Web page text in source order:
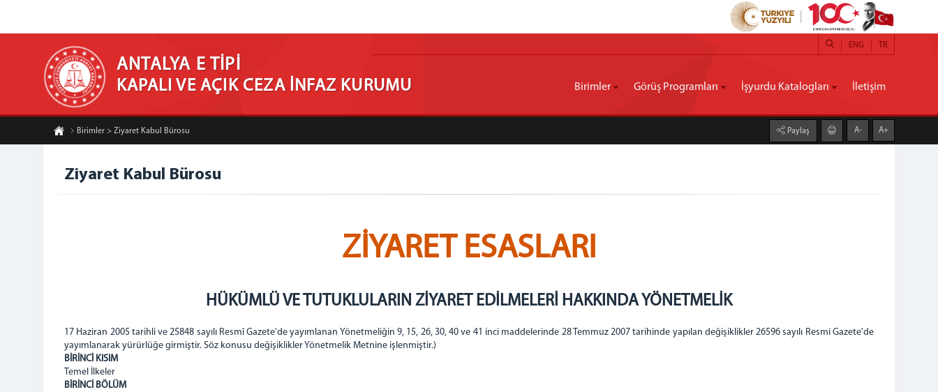
ANTALYA E TİPİ
KAPALI VE AÇIK CEZA İNFAZ KURUMU
TR
ENG
Birimler Görüş Programları İşyurdu Katalogları İletişim
Birimler > Ziyaret Kabul Bürosu Paylaş A- A+
Ziyaret Kabul Bürosu
ZİYARET ESASLARI
HÜKÜMLÜ VE TUTUKLULARIN ZİYARET EDİLMELERİ HAKKINDA YÖNETMELİK
17 Haziran 2005 tarihli ve 25848 sayılı Resmî Gazete'de yayımlanan Yönetmeliğin 9, 15, 26, 30, 40 ve 41 inci maddelerinde 28 Temmuz 2007 tarihinde yapılan değişiklikler 26596 sayılı Resmi Gazete'de
yayımlanarak yürürlüğe girmiştir. Söz konusu değişiklikler Yönetmelik Metnine işlenmiştir.)
BİRİNCİ KISIM
Temel İlkeler
BİRİNCİ BÖLÜM